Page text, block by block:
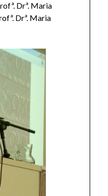
Drª. Maria
Drª. Maria